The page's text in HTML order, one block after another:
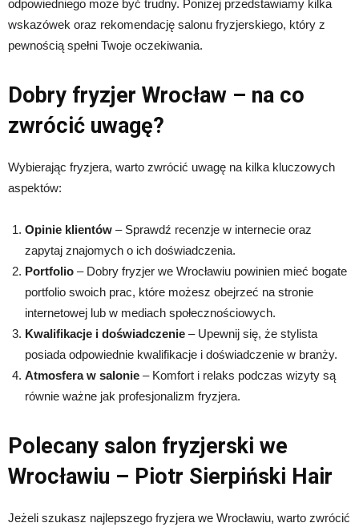
odpowiedniego może być trudny. Poniżej przedstawiamy kilka
wskazówek oraz rekomendację salonu fryzjerskiego, który z
pewnością spełni Twoje oczekiwania.
Dobry fryzjer Wrocław – na co
zwrócić uwagę?
Wybierając fryzjera, warto zwrócić uwagę na kilka kluczowych
aspektów:
Opinie klientów – Sprawdź recenzje w internecie oraz
zapytaj znajomych o ich doświadczenia.
Portfolio – Dobry fryzjer we Wrocławiu powinien mieć bogate
portfolio swoich prac, które możesz obejrzeć na stronie
internetowej lub w mediach społecznościowych.
Kwalifikacje i doświadczenie – Upewnij się, że stylista
posiada odpowiednie kwalifikacje i doświadczenie w branży.
Atmosfera w salonie – Komfort i relaks podczas wizyty są
równie ważne jak profesjonalizm fryzjera.
Polecany salon fryzjerski we
Wrocławiu – Piotr Sierpiński Hair
Jeżeli szukasz najlepszego fryzjera we Wrocławiu, warto zwrócić